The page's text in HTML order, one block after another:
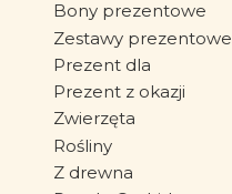
Bony prezentowe
Zestawy prezentowe
Prezent dla
Prezent z okazji
Zwierzęta
Rośliny
Z drewna